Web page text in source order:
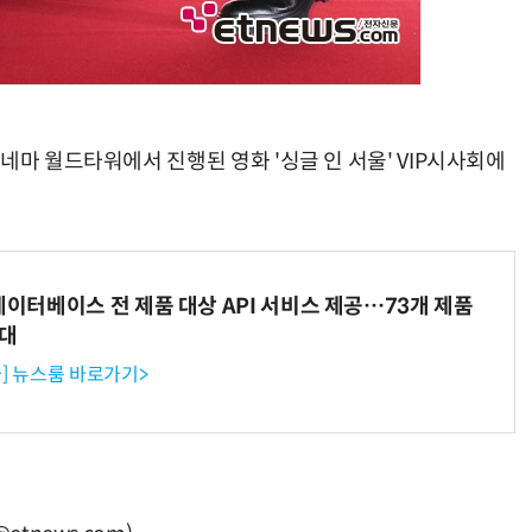
마 월드타워에서 진행된 영화 '싱글 인 서울' VIP시사회에
이터베이스 전 제품 대상 API 서비스 제공…73개 제품
뉴스룸 바로가기>